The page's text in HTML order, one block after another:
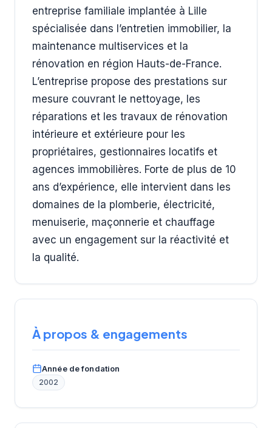
entreprise familiale implantée à Lille
spécialisée dans l’entretien immobilier, la
maintenance multiservices et la
rénovation en région Hauts-de-France.
L’entreprise propose des prestations sur
mesure couvrant le nettoyage, les
réparations et les travaux de rénovation
intérieure et extérieure pour les
propriétaires, gestionnaires locatifs et
agences immobilières. Forte de plus de 10
ans d’expérience, elle intervient dans les
domaines de la plomberie, électricité,
menuiserie, maçonnerie et chauffage
avec un engagement sur la réactivité et
la qualité.
À propos & engagements
Année de fondation
2002